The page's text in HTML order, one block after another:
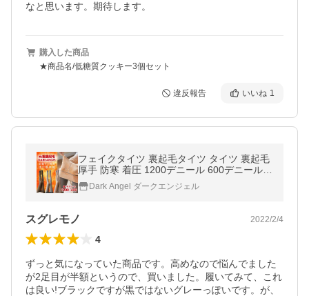
なと思います。期待します。
購入した商品
★商品名/低糖質クッキー3個セット
違反報告 いいね 1
フェイクタイツ 裏起毛タイツ タイツ 裏起毛
厚手 防寒 着圧 1200デニール 600デニール
ストッキング 極厚 あったか あたたかい 冷え
取り 毛布 爆買
Dark Angel ダークエンジェル
スグレモノ 2022/2/4
4
ずっと気になっていた商品です。高めなので悩んでました
が2足目が半額というので、買いました。履いてみて、これ
は良い!ブラックですが黒ではないグレーっぽいです。が、